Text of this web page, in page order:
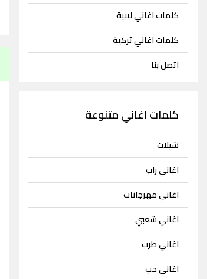
كلمات اغاني ليبية
كلمات اغاني تركية
اتصل بنا
كلمات اغاني متنوعة
شيلات
اغاني راب
اغاني مهرجانات
اغاني شعبي
اغاني طرب
اغاني حب